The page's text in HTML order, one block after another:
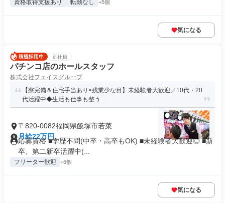
資格取得支援あり 転勤なし +5個
気になる
正社員
パチンコ店のホールスタッフ
株式会社フェイスグループ
【寮完備＆住宅手当あり×残業少な目】未経験者大歓迎／10代・20
代活躍中◆生活も仕事も整う...
〒820-0082福岡県飯塚市若菜
月給22万円
応募資格 ■学歴不問(中卒・高卒もOK) ■未経験者大歓迎◎ ■新
卒、第二新卒活躍中(...
フリーター歓迎 +6個
気になる